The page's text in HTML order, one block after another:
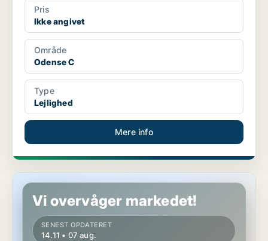
Pris
Ikke angivet
Område
Odense C
Type
Lejlighed
Mere info
Lejlighed i Humble
Vi overvåger markedet!
SENEST OPDATERET
14.11 • 07 aug.